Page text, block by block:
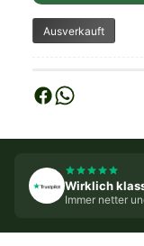
Ausverkauft
Wirklich